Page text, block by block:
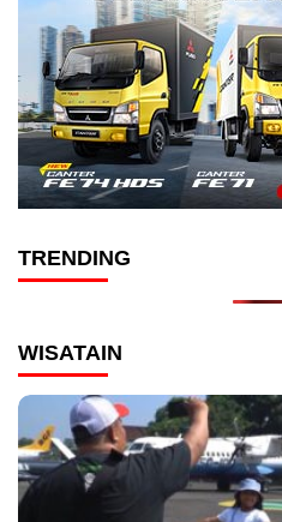
TRENDING
WISATAIN